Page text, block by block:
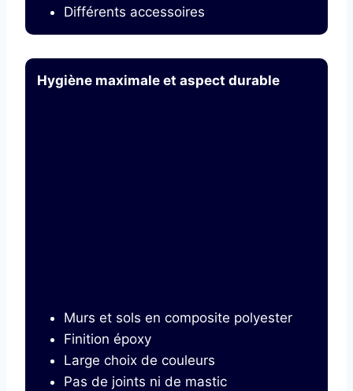
Différents accessoires
Hygiène maximale et aspect durable
Murs et sols en composite polyester
Finition époxy
Large choix de couleurs
Pas de joints ni de mastic